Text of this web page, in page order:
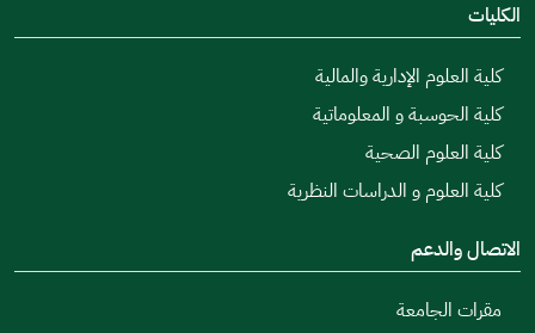
الكليات
كلية العلوم الإدارية والمالية
كلية الحوسبة و المعلوماتية
كلية العلوم الصحية
كلية العلوم و الدراسات النظرية
الاتصال والدعم
مقرات الجامعة